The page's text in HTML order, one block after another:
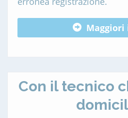
Maggiori
Con il tecnico